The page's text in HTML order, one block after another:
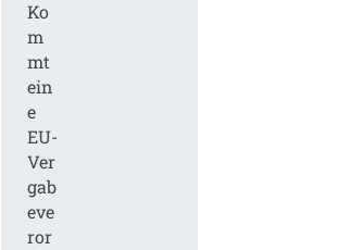
Ko
m
mt
ein
e
EU-
Ver
gab
eve
ror